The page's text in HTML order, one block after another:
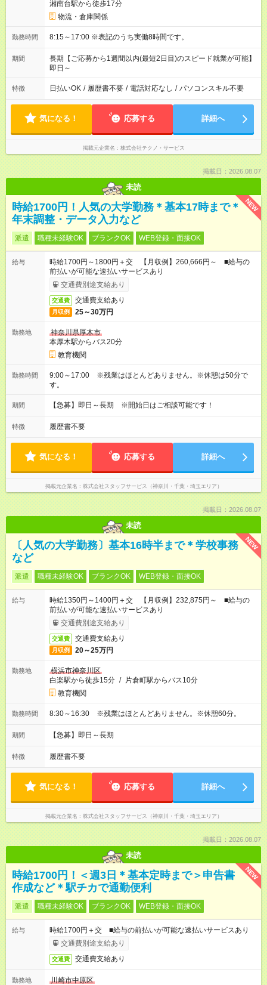
湘南台駅から徒歩17分
物流・倉庫関係
勤務時間 8:15～17:00 ※表記のうち実働8時間です。
期間
長期【ご応募から1週間以内(最短2日目)のスピード就業が可能】
即日～
特徴 日払いOK / 履歴書不要 / 電話対応なし / パソコンスキル不要
気になる！ 応募する 詳細へ
掲載元企業名 株式会社テクノ・サービス
掲載日：2026.08.07
未読
NEW
時給1700円！人気の大学勤務＊基本17時まで＊
年末調整・データ入力など
派遣 職種未経験OK ブランクOK WEB登録・面接OK
給与
時給1700円～1800円＋交 【月収例】260,666円～ ■給与の
前払いが可能な速払いサービスあり
交通費別途支給あり
交通費 交通費支給あり
月収例 25～30万円
勤務地
神奈川県厚木市
本厚木駅からバス20分
教育機関
勤務時間
9:00～17:00 ※残業はほとんどありません。※休憩は50分で
す。
期間 【急募】即日～長期 ※開始日はご相談可能です！
特徴 履歴書不要
気になる！ 応募する 詳細へ
掲載元企業名 株式会社スタッフサービス（神奈川・千葉・埼玉エリア）
掲載日：2026.08.07
未読
NEW
〔人気の大学勤務〕基本16時半まで＊学校事務
など
派遣 職種未経験OK ブランクOK WEB登録・面接OK
給与
時給1350円～1400円＋交 【月収例】232,875円～ ■給与の
前払いが可能な速払いサービスあり
交通費別途支給あり
交通費 交通費支給あり
月収例 20～25万円
勤務地
横浜市神奈川区
白楽駅から徒歩15分 / 片倉町駅からバス10分
教育機関
勤務時間 8:30～16:30 ※残業はほとんどありません。※休憩60分。
期間 【急募】即日～長期
特徴 履歴書不要
気になる！ 応募する 詳細へ
掲載元企業名 株式会社スタッフサービス（神奈川・千葉・埼玉エリア）
掲載日：2026.08.07
未読
NEW
時給1700円！＜週3日＊基本定時まで＞申告書
作成など＊駅チカで通勤便利
派遣 職種未経験OK ブランクOK WEB登録・面接OK
給与
時給1700円＋交 ■給与の前払いが可能な速払いサービスあり
交通費別途支給あり
交通費 交通費支給あり
勤務地
川崎市中原区